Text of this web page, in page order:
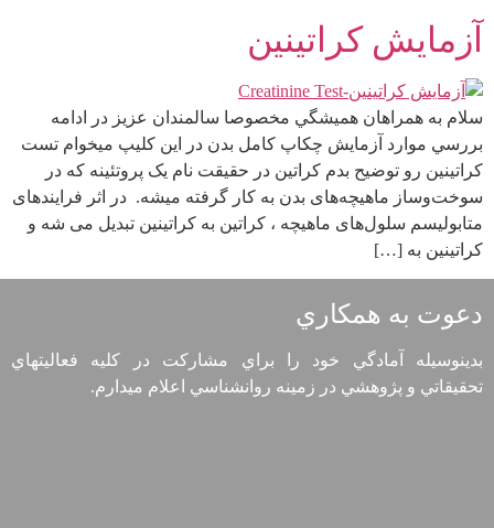
آزمايش كراتينين
سلام به همراهان هميشگي مخصوصا سالمندان عزيز در ادامه
بررسي موارد آزمايش چكاپ كامل بدن در اين كليپ ميخوام تست
کراتینین رو توضيح بدم کراتین در حقیقت نام یک پروتئینه که در
سوخت‌وساز ماهیچه‌های بدن به کار گرفته میشه. در اثر فرایندهای
متابولیسم سلول‌های ماهیچه‌ ، کراتین به کراتینین تبدیل می شه و
کراتینین به […]
دعوت به همكاري
بدينوسيله آمادگي خود را براي مشاركت در كليه فعاليتهاي
تحقيقاتي و پژوهشي در زمينه روانشناسي اعلام ميدارم.